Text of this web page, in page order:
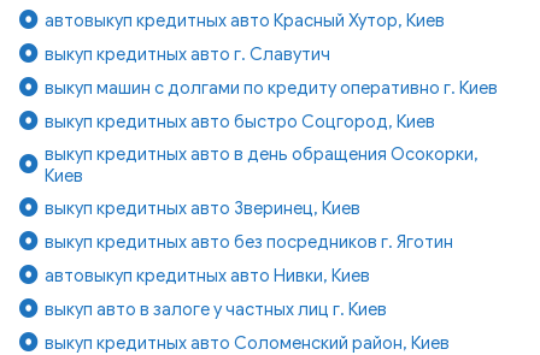
автовыкуп кредитных авто Красный Хутор, Киев
выкуп кредитных авто г. Славутич
выкуп машин с долгами по кредиту оперативно г. Киев
выкуп кредитных авто быстро Соцгород, Киев
выкуп кредитных авто в день обращения Осокорки,
Киев
выкуп кредитных авто Зверинец, Киев
выкуп кредитных авто без посредников г. Яготин
автовыкуп кредитных авто Нивки, Киев
выкуп авто в залоге у частных лиц г. Киев
выкуп кредитных авто Соломенский район, Киев